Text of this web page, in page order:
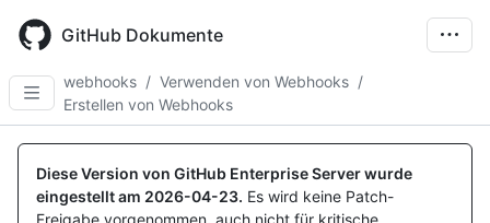
main
content
GitHub Dokumente
webhooks / Verwenden von Webhooks /
Erstellen von Webhooks
Diese Version von GitHub Enterprise Server wurde
eingestellt am 2026-04-23. Es wird keine Patch-
Freigabe vorgenommen, auch nicht für kritische